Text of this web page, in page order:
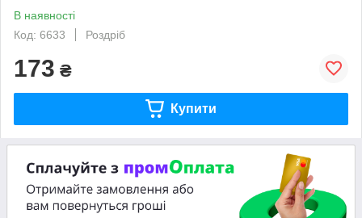
В наявності
Код: 6633
Роздріб
173 ₴
Купити